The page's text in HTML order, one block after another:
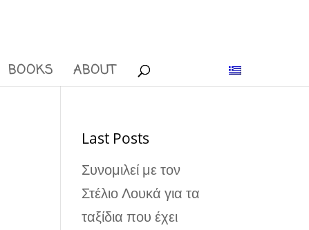
BOOKS ABOUT
Last Posts
Συνομιλεί με τον
Στέλιο Λουκά για τα
ταξίδια που έχει